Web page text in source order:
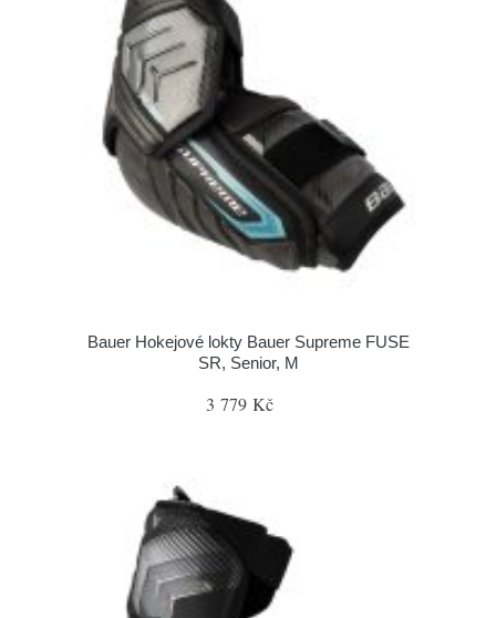
Bauer Hokejové lokty Bauer Supreme FUSE
SR, Senior, M
3 779 Kč